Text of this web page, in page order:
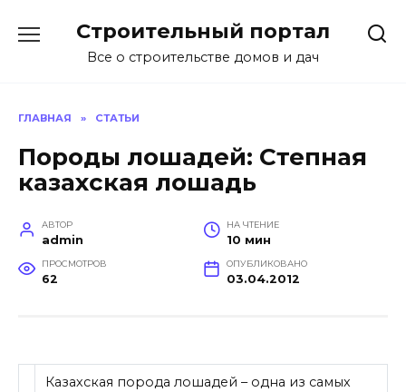
содержанию
Строительный портал
Все о строительстве домов и дач
ГЛАВНАЯ » СТАТЬИ
Породы лошадей: Степная
казахская лошадь
АВТОР
admin
НА ЧТЕНИЕ
10 мин
ПРОСМОТРОВ
62
ОПУБЛИКОВАНО
03.04.2012
Казахская порода лошадей – одна из самых